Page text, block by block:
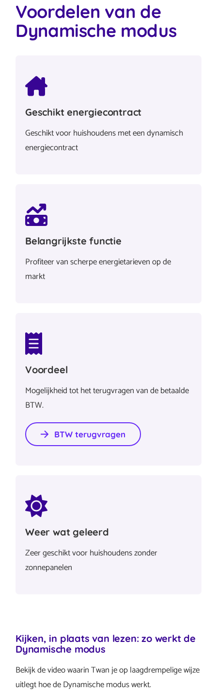
Voordelen van de
Dynamische modus
Geschikt energiecontract
Geschikt voor huishoudens met een dynamisch
energiecontract
Belangrijkste functie
Profiteer van scherpe energietarieven op de
markt
Voordeel
Mogelijkheid tot het terugvragen van de betaalde
BTW.
BTW terugvragen
Weer wat geleerd
Zeer geschikt voor huishoudens zonder
zonnepanelen
Kijken, in plaats van lezen: zo werkt de
Dynamische modus
Bekijk de video waarin Twan je op laagdrempelige wijze
uitlegt hoe de Dynamische modus werkt.